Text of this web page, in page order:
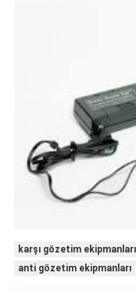
karşı gözetim ekipmanları
anti gözetim ekipmanları